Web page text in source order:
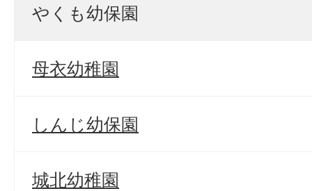
やくも幼保園
母衣幼稚園
しんじ幼保園
城北幼稚園